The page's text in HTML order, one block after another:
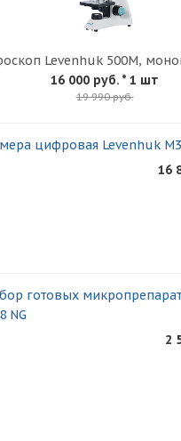
Levenhuk 500M,
16 000 руб. * 1 шт
19 990 руб.
цифровая Levenhuk
16
готовых
NG
2